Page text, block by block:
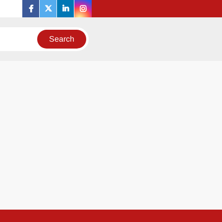
facebook
twitterlinkedininstagram